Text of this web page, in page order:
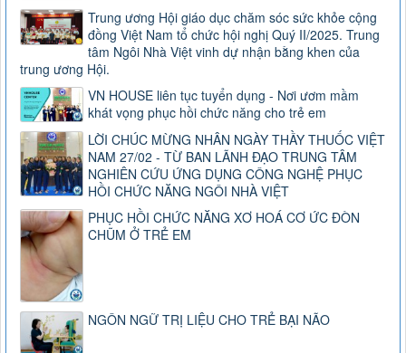
Trung ương Hội giáo dục chăm sóc sức khỏe cộng
đồng Việt Nam tổ chức hội nghị Quý II/2025. Trung
tâm Ngôi Nhà Việt vinh dự nhận bằng khen của
trung ương Hội.
VN HOUSE liên tục tuyển dụng - Nơi ươm mầm
khát vọng phục hồi chức năng cho trẻ em
LỜI CHÚC MỪNG NHÂN NGÀY THẦY THUỐC VIỆT
NAM 27/02 - TỪ BAN LÃNH ĐẠO TRUNG TÂM
NGHIÊN CỨU ỨNG DỤNG CÔNG NGHỆ PHỤC
HỒI CHỨC NĂNG NGÔI NHÀ VIỆT
PHỤC HỒI CHỨC NĂNG XƠ HOÁ CƠ ỨC ĐÒN
CHŨM Ở TRẺ EM
NGÔN NGỮ TRỊ LIỆU CHO TRẺ BẠI NÃO